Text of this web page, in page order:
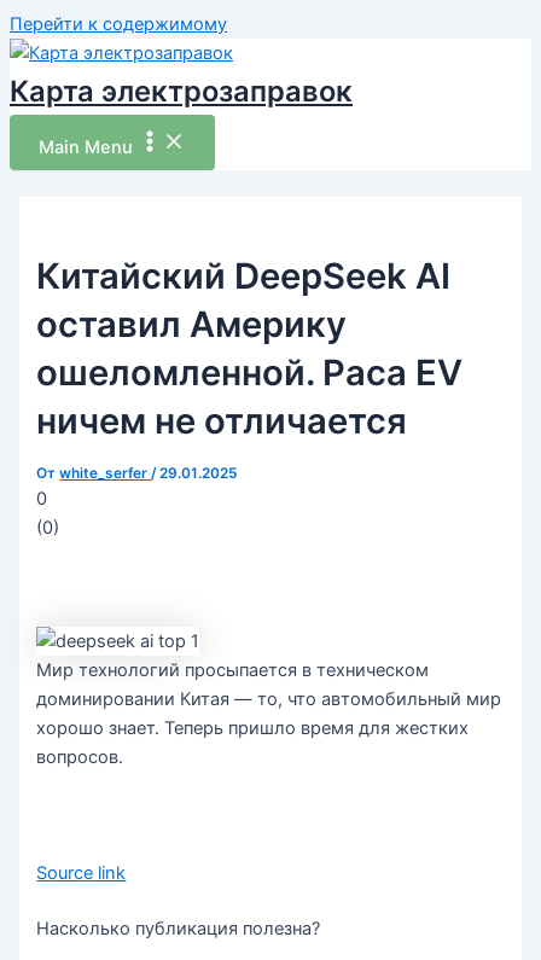
Перейти к содержимому
Карта электрозаправок
Main Menu
Китайский DeepSeek AI
оставил Америку
ошеломленной. Раса EV
ничем не отличается
Отwhite_serfer/29.01.2025
0
(0)
Мир технологий просыпается в техническом
доминировании Китая — то, что автомобильный мир
хорошо знает. Теперь пришло время для жестких
вопросов.
Source link
Насколько публикация полезна?